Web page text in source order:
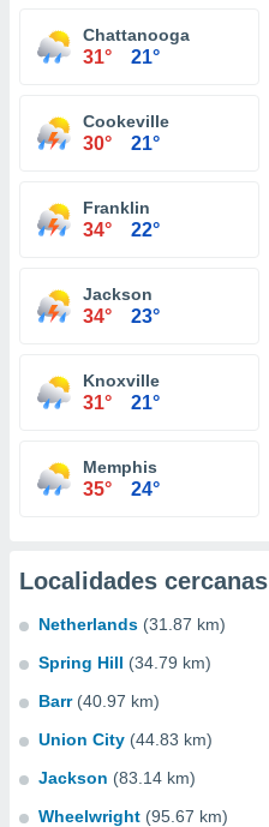
Chattanooga
31° 21°
Cookeville
30° 21°
Franklin
34° 22°
Jackson
34° 23°
Knoxville
31° 21°
Memphis
35° 24°
Localidades cercanas
Netherlands (31.87 km)
Spring Hill (34.79 km)
Barr (40.97 km)
Union City (44.83 km)
Jackson (83.14 km)
Wheelwright (95.67 km)